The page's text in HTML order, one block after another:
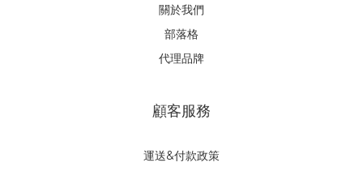
關於我們
部落格
代理品牌
顧客服務
運送&付款政策